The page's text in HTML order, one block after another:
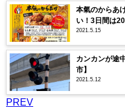
本氣のからあ
い！3日間は
2021.5.15
カンカンが途
市】
2021.5.12
PREV